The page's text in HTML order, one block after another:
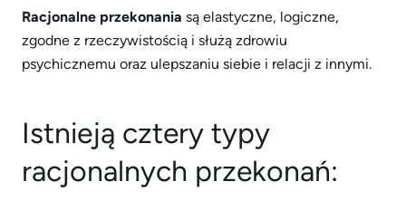
Racjonalne przekonania są elastyczne, logiczne,
zgodne z rzeczywistością i służą zdrowiu
psychicznemu oraz ulepszaniu siebie i relacji z innymi.
Istnieją cztery typy
racjonalnych przekonań: